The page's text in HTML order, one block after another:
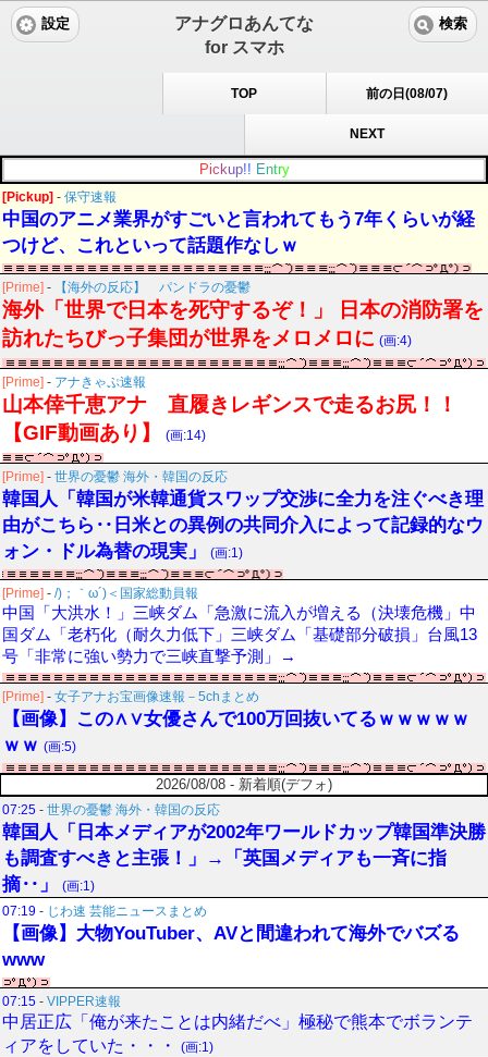
アナグロあんてな
for スマホ
設定 検索
TOP 前の日(08/07)
NEXT
Pic kup!! Entry
[Pickup] - 保守速報
中国のアニメ業界がすごいと言われてもう7年くらいが経
つけど、これといって話題作なしｗ
[Prime] - 【海外の反応】 パンドラの憂鬱
海外「世界で日本を死守するぞ！」 日本の消防署を
訪れたちびっ子集団が世界をメロメロに (画:4)
[Prime] - アナきゃぷ速報
山本倖千恵アナ 直履きレギンスで走るお尻！！
【GIF動画あり】
(画:14)
[Prime] - 世界の憂鬱 海外・韓国の反応
韓国人「韓国が米韓通貨スワップ交渉に全力を注ぐべき理
由がこちら‥日米との異例の共同介入によって記録的なウ
ォン・ドル為替の現実」
(画:1)
[Prime] - /)；｀ω´)＜国家総動員報
中国「大洪水！」三峡ダム「急激に流入が増える（決壊危機」中
国ダム「老朽化（耐久力低下」三峡ダム「基礎部分破損」台風13
号「非常に強い勢力で三峡直撃予測」→
[Prime] - 女子アナお宝画像速報－5chまとめ
【画像】この∧∨女優さんで100万回抜いてるｗｗｗｗｗ
ｗｗ (画:5)
2026/08/08 - 新着順(デフォ)
07:25 - 世界の憂鬱 海外・韓国の反応
韓国人「日本メディアが2002年ワールドカップ韓国準決勝
も調査すべきと主張！」→「英国メディアも一斉に指
摘‥」
(画:1)
07:19 - じわ速 芸能ニュースまとめ
【画像】大物YouTuber、AVと間違われて海外でバズる
www
07:15 - VIPPER速報
中居正広「俺が来たことは内緒だべ」極秘で熊本でボランテ
ィアをしていた・・・
(画:1)